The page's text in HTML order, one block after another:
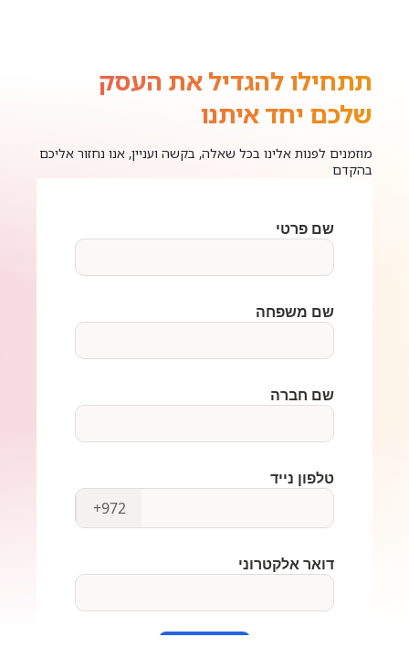
תתחילו להגדיל את העסק
שלכם יחד איתנו
מוזמנים לפנות אלינו בכל שאלה, בקשה ועניין, אנו נחזור אליכם
בהקדם